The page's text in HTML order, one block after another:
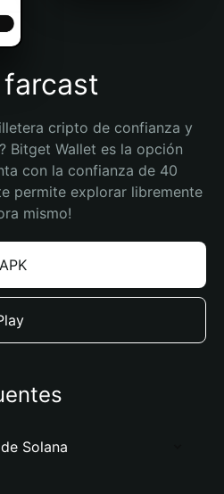
cripto de confianza y
Bitget Wallet es la opción
con la confianza de 40
permite explorar libremente
mismo!
Solana